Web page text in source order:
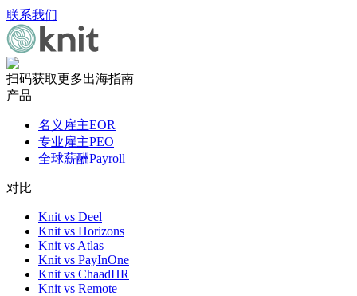
联系我们
扫码获取更多出海指南
产品
名义雇主EOR
专业雇主PEO
全球薪酬Payroll
对比
Knit vs Deel
Knit vs Horizons
Knit vs Atlas
Knit vs PayInOne
Knit vs ChaadHR
Knit vs Remote